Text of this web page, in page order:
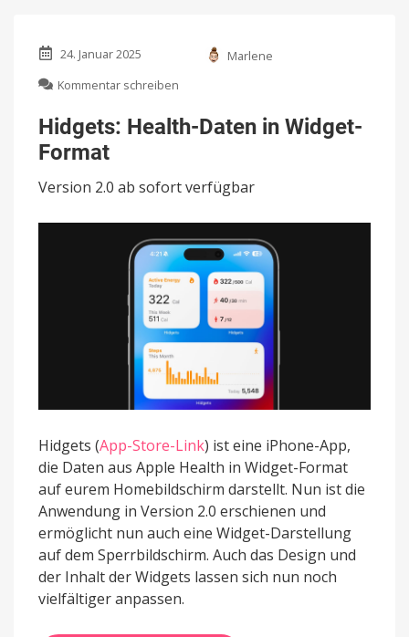
24. Januar 2025
Marlene
Kommentar schreiben
Health-
Daten
Format
Hidgets: Health-Daten in Widget-
Format
Version 2.0 ab sofort verfügbar
Hidgets (App-Store-Link) ist eine iPhone-App,
die Daten aus Apple Health in Widget-Format
auf eurem Homebildschirm darstellt. Nun ist die
Anwendung in Version 2.0 erschienen und
ermöglicht nun auch eine Widget-Darstellung
auf dem Sperrbildschirm. Auch das Design und
der Inhalt der Widgets lassen sich nun noch
vielfältiger anpassen.